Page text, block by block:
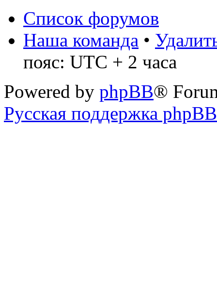
Список форумов
Наша команда •
пояс: UTC + 2 часа
Powered by phpBB®
Русская поддержка phpBB